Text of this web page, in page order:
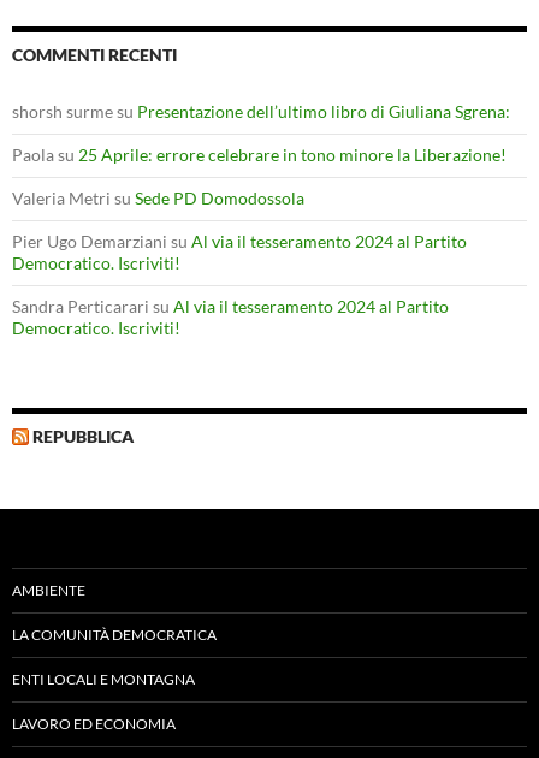
COMMENTI RECENTI
shorsh surmesu Presentazione dell’ultimo libro di Giuliana Sgrena:
Paolasu 25 Aprile: errore celebrare in tono minore la Liberazione!
Valeria Metri su Sede PD Domodossola
Pier Ugo Demarziani su Al via il tesseramento 2024 al Partito
Democratico. Iscriviti!
Sandra Perticarari su Al via il tesseramento 2024 al Partito
Democratico. Iscriviti!
REPUBBLICA
AMBIENTE
LA COMUNITÀ DEMOCRATICA
ENTI LOCALI E MONTAGNA
LAVORO ED ECONOMIA